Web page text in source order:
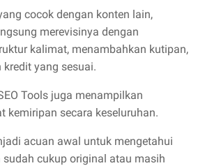
cocok dengan konten lain,
merevisinya dengan
kalimat, menambahkan kutipan,
yang sesuai.
Tools juga menampilkan
kemiripan secara keseluruhan.
acuan awal untuk mengetahui
sudah cukup original atau masih